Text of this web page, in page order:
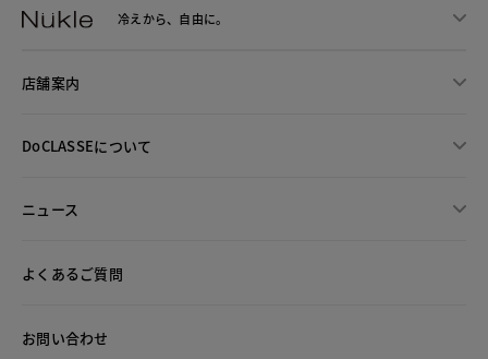
冷えから、 自由に。
店舗案内
DoCLASSEについて
ニュース
よくあるご質問
お問い合わせ